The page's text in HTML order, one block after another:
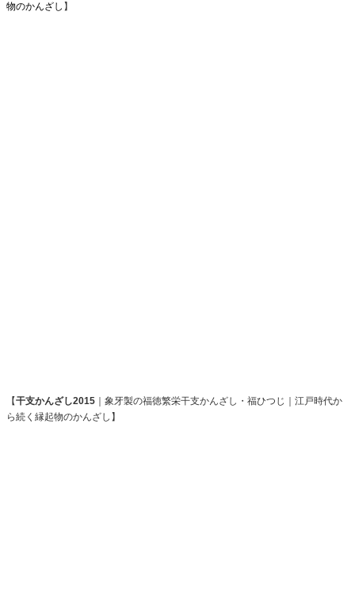
物のかんざし 】
【干支かんざし2015 ｜象牙製の福徳繁栄干支かんざし・福ひつじ｜江戸時代か
ら続く縁起物のかんざし 】